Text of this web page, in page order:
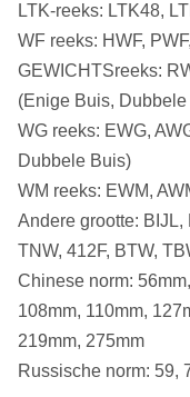
LTK-reeks: LTK48,
WF reeks: HWF,
GEWICHTSreeks:
(Enige Buis,
WG reeks: EWG,
Dubbele Buis)
WM reeks: EWM,
Andere grootte: BIJL,
TNW, 412F, BTW,
Chinese norm:
108mm, 110mm,
219mm, 275mm
Russische norm: 59,